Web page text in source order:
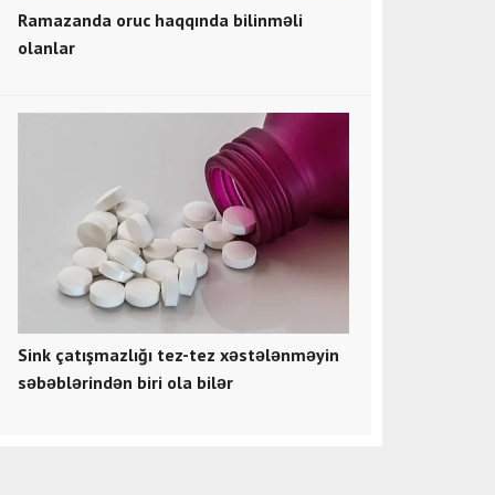
Ramazanda oruc haqqında bilinməli
olanlar
Sink çatışmazlığı tez-tez xəstələnməyin
səbəblərindən biri ola bilər